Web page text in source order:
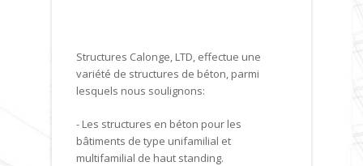
Structures Calonge, LTD, effectue une
variété de structures de béton, parmi
lesquels nous soulignons:
- Les structures en béton pour les
bâtiments de type unifamilial et
multifamilial de haut standing.